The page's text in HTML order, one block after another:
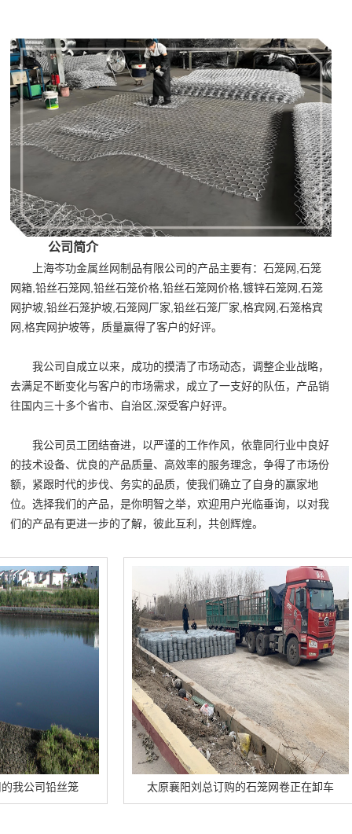
公司简介
上海岑功金属丝网制品有限公司的产品主要有：石笼网,石笼
网箱,铅丝石笼网,铅丝石笼价格,铅丝石笼网价格,镀锌石笼网,石笼
网护坡,铅丝石笼护坡,石笼网厂家,铅丝石笼厂家,格宾网,石笼格宾
网,格宾网护坡等，质量赢得了客户的好评。
我公司自成立以来，成功的摸清了市场动态，调整企业战略，
去满足不断变化与客户的市场需求，成立了一支好的队伍，产品销
往国内三十多个省市、自治区,深受客户好评。
我公司员工团结奋进，以严谨的工作作风，依靠同行业中良好
的技术设备、优良的产品质量、高效率的服务理念，争得了市场份
额，紧跟时代的步伐、务实的品质，使我们确立了自身的赢家地
位。选择我们的产品，是你明智之举，欢迎用户光临垂询，以对我
们的产品有更进一步的了解，彼此互利，共创辉煌。
铅丝笼 太原襄阳刘总订购的石笼网卷正在卸车